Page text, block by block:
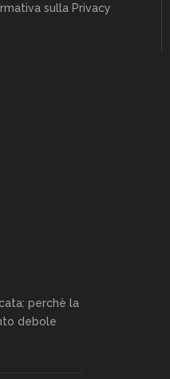
sulla Privacy
perchè la
debole